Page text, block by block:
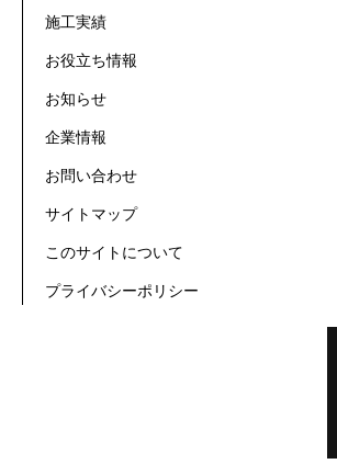
施工実績
お役立ち情報
お知らせ
企業情報
お問い合わせ
サイトマップ
このサイトについて
プライバシーポリシー